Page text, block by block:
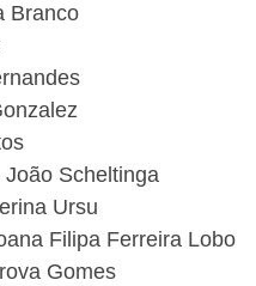
Branco
João Scheltinga
Ursu
Filipa Ferreira Lobo
Gomes